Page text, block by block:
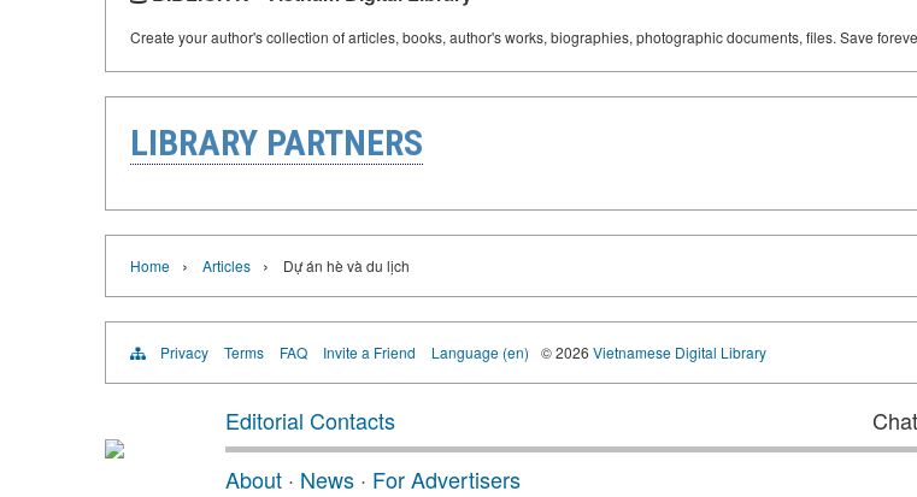
Create your author's collection of articles, books, author's works, biographies, photographic documents, files. Save
LIBRARY PARTNERS
Home › Articles › Dự án hè và du lịch
Privacy Terms FAQ Invite a Friend Language (en) © 2026 Vietnamese Digital Library
Editorial Contacts
About · News · For Advertisers